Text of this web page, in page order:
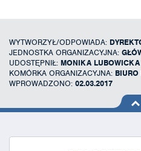
WYTWORZYŁ/ODPOWIADA:
JEDNOSTKA ORGANIZACYJNA:
UDOSTĘPNIŁ: MONIKA LUBOWICKA
KOMÓRKA ORGANIZACYJNA: BIURO
WPROWADZONO: 02.03.2017
na